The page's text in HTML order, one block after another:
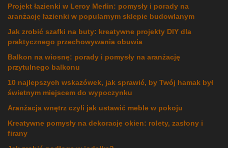
Projekt łazienki w Leroy Merlin: pomysły i porady na
aranżację łazienki w popularnym sklepie budowlanym
Jak zrobić szafki na buty: kreatywne projekty DIY dla
praktycznego przechowywania obuwia
Balkon na wiosnę: porady i pomysły na aranżację
przytulnego balkonu
10 najlepszych wskazówek, jak sprawić, by Twój hamak był
świetnym miejscem do wypoczynku
Aranżacja wnętrz czyli jak ustawić meble w pokoju
Kreatywne pomysły na dekorację okien: rolety, zasłony i
firany